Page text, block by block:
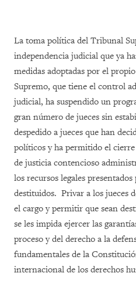
La toma política del Tribunal
independencia judicial que ya
medidas adoptadas por el
Supremo, que tiene el control
judicial, ha suspendido un
gran número de jueces sin
despedido a jueces que han
políticos y ha permitido el
de justicia contencioso
los recursos legales
destituidos. Privar a los jueces
el cargo y permitir que sean
se les impida ejercer las
proceso y del derecho a la
fundamentales de la
internacional de los derechos